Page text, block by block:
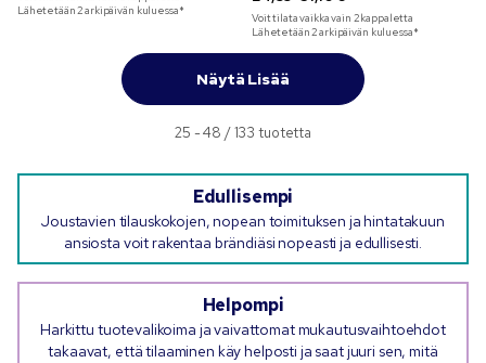
Lähetetään 2 arkipäivän kuluessa*
Voit tilata vaikka vain 2kappaletta
Lähetetään 2 arkipäivän kuluessa*
Näytä Lisää
25 - 48 / 133 tuotetta
Edullisempi
Joustavien tilauskokojen, nopean toimituksen ja hintatakuun
ansiosta voit rakentaa brändiäsi nopeasti ja edullisesti.
Helpompi
Harkittu tuotevalikoima ja vaivattomat mukautusvaihtoehdot
takaavat, että tilaaminen käy helposti ja saat juuri sen, mitä